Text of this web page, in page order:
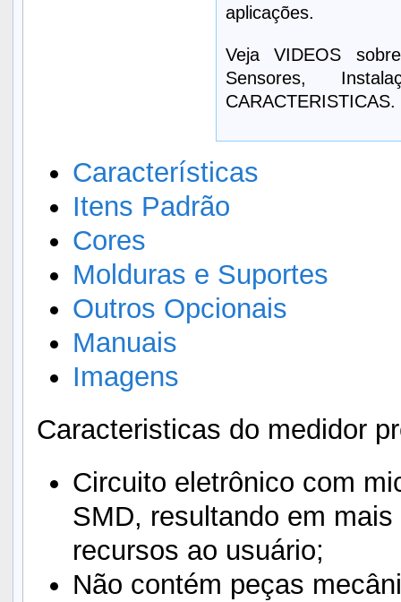
aplicações.
Veja VIDEOS
Sensores,
CARACTERISTICAS.
Características
Itens Padrão
Cores
Molduras e Suportes
Outros Opcionais
Manuais
Imagens
Caracteristicas do medidor
Circuito eletrônico com
SMD, resultando em
recursos ao usuário;
Não contém peças